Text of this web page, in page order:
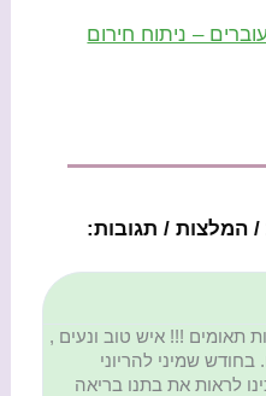
– ניתוח חירום
/ המלצות / תגובות:
תאומים !!! איש טוב ונעים ,
בחודש שמיני להריוני
לראות את בתנו בריאה